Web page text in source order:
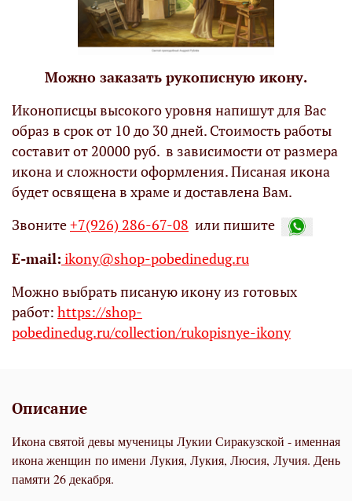
Можно заказать рукописную икону.
Иконописцы высокого уровня напишут для Вас
образ в срок от 10 до 30 дней. Стоимость работы
составит от 20000 руб. в зависимости от размера
икона и сложности оформления. Писаная икона
будет освящена в храме и доставлена Вам.
Звоните+7(926) 286-67-08 или пишите
Е-mail: ikony@shop-pobedinedug.ru
Можно выбрать писаную икону из готовых
работ: https://shop-
pobedinedug.ru/collection/rukopisnye-ikony
Описание
Икона святой девы мученицы Лукии Сиракузской - именная
икона женщин по имени Лукия, Лукия, Люсия, Лучия. День
памяти 26 декабря.